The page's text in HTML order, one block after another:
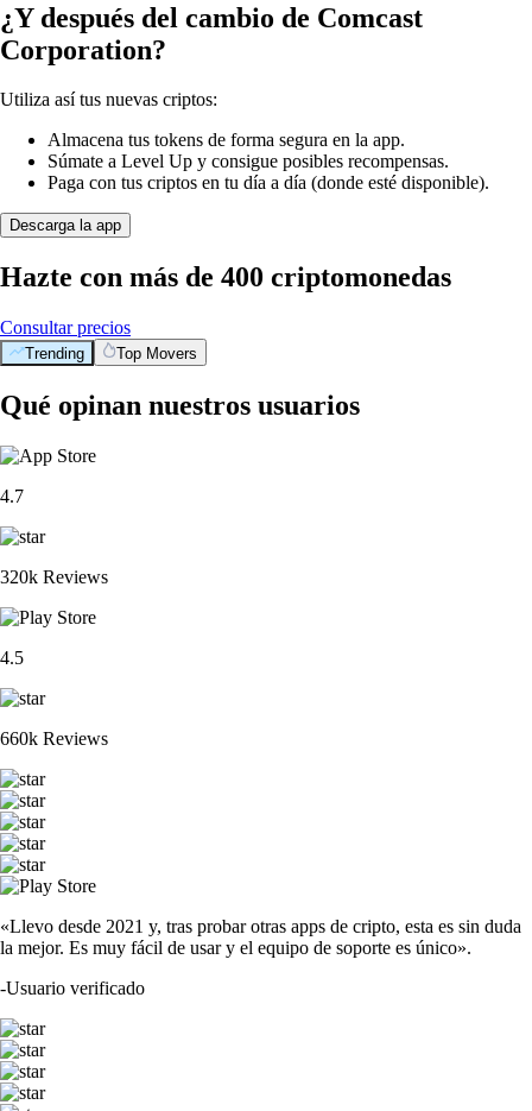
¿Y después del cambio de Comcast
Corporation?
Utiliza así tus nuevas criptos:
Almacena tus tokens de forma segura en la app.
Súmate a Level Up y consigue posibles recompensas.
Paga con tus criptos en tu día a día (donde esté disponible).
Descarga la app
Hazte con más de 400 criptomonedas
Consultar precios
Trending Top Movers
Qué opinan nuestros usuarios
4.7
320k Reviews
4.5
660k Reviews
«Llevo desde 2021 y, tras probar otras apps de cripto, esta es sin duda
la mejor. Es muy fácil de usar y el equipo de soporte es único».
-Usuario verificado